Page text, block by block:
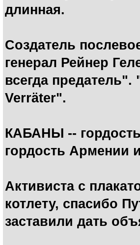
длинная.
Создатель
генерал Рейнер
всегда
Verräter".
КАБАНЫ --
гордость Армении
Активиста с
котлету, спасибо
заставили дать